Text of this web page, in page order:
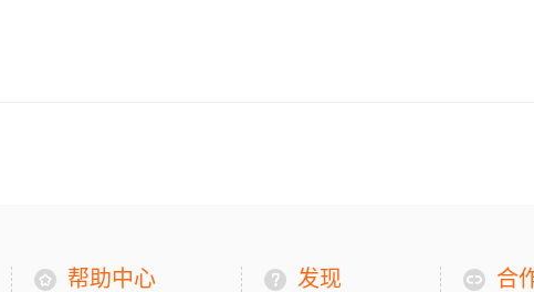
帮助中心 发现 合